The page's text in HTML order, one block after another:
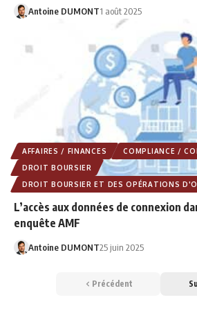
Antoine DUMONT1 août 2025
AFFAIRES / FINANCES
COMPLIANCE /
DROIT BOURSIER
DROIT BOURSIER ET DES OPÉRATIONS
L’accès aux données de connexion
enquête AMF
Antoine DUMONT25 juin 2025
Précédent